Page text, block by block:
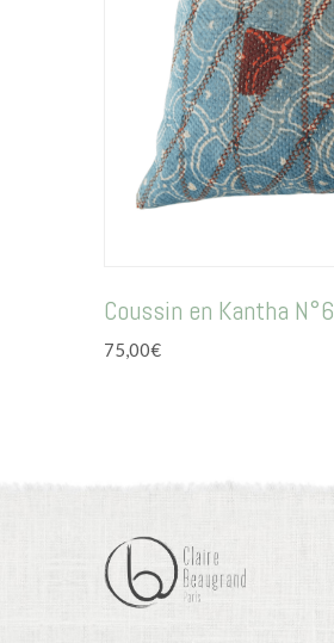
Coussin en Kantha N°6
75,00€